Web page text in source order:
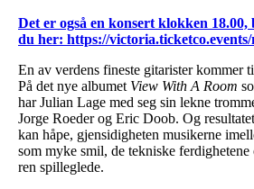
Det er også en konsert klokken
du her: https://
En av verdens fineste gitarister kommer
På det nye albumet View With A Room
har Julian Lage med seg sin lekne
Jorge Roeder og Eric Doob. Og
kan håpe, gjensidigheten musikerne
som myke smil, de tekniske
ren spilleglede.